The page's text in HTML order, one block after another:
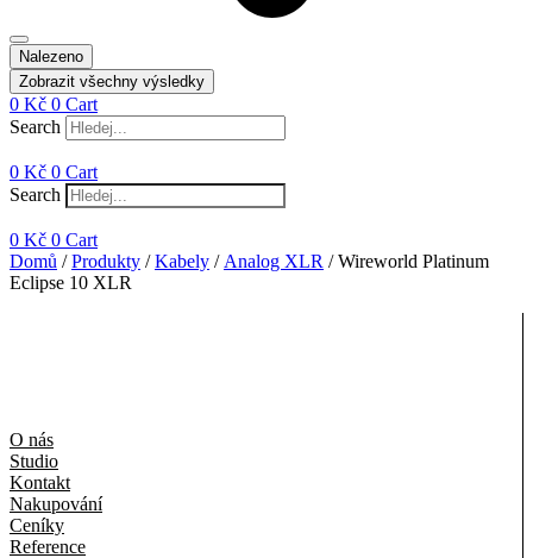
Nalezeno
Zobrazit všechny výsledky
0 Kč 0 Cart
Search
0 Kč 0 Cart
Search
0 Kč 0 Cart
Domů /Produkty /Kabely / Analog XLR / Wireworld Platinum
Eclipse 10 XLR
O nás
Studio
Kontakt
Nakupování
Ceníky
Reference